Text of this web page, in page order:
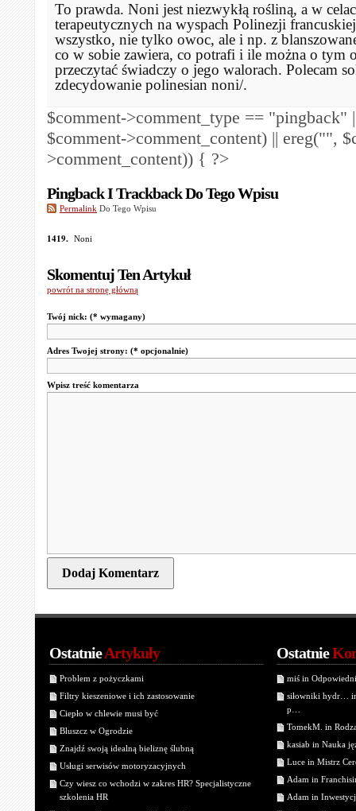
To prawda. Noni jest niezwykłą rośliną, a w
terapeutycznych na wyspach Polinezji
wszystko, nie tylko owoc, ale i np. z
co w sobie zawiera, co potrafi i ile można o tym
przeczytać świadczy o jego walorach. Polecam
zdecydowanie polinesian noni/.
$comment->comment_type == "pingback"
$comment->comment_content) || ereg("",
>comment_content)) { ?>
Pingback I Trackback Do Tego Wpisu
Permalink Do Tego Wpisu
1419. Noni
Skomentuj Ten Artykuł
powrót na stronę główną
Twój nick: (* wymagany)
Adres Twojej strony: (* opcjonalnie)
Wpisz treść komentarza
OstatnieArtykuły
Problem z pożyczkami
Filtry kieszeniowe i ich zastosowanie
Ciepło w chlewie musi być
Bluszcz w Ogrodzie
Znajdź swoją idealną bieliznę ślubną
Usługi serwisów motoryzacyjnych
Czy wiesz co wchodzi w zakres HR? Specjalistyczne
szkolenia HR
Ostatnie
miś in
siłowniki hydr…
p…
TomekM. in
kasiab in Nauka
Luce in Mistrz
Adam in
Adam in